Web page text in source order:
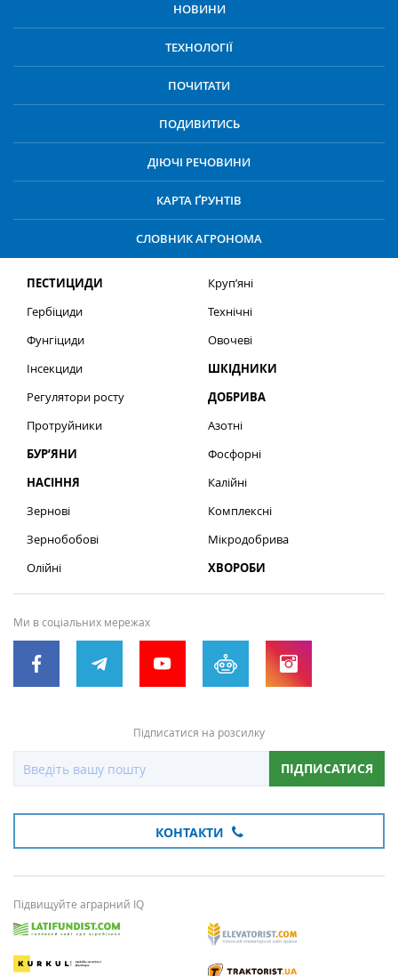
НОВИНИ
ТЕХНОЛОГІЇ
ПОЧИТАТИ
ПОДИВИТИСЬ
ДІЮЧІ РЕЧОВИНИ
КАРТА ҐРУНТІВ
СЛОВНИК АГРОНОМА
ПЕСТИЦИДИ
Гербіциди
Фунгіциди
Інсекциди
Регулятори росту
Протруйники
БУР’ЯНИ
НАСІННЯ
Зернові
Зернобобові
Олійні
Круп’яні
Технічні
Овочеві
ШКІДНИКИ
ДОБРИВА
Азотні
Фосфорні
Калійні
Комплексні
Мікродобрива
ХВОРОБИ
Ми в соціальних мережах
Підписатися на розсилку
ПІДПИСАТИСЯ
КОНТАКТИ
Підвищуйте аграрний IQ